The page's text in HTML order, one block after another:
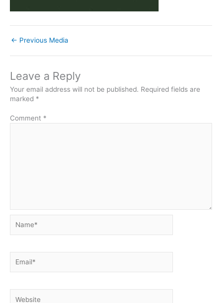
← Previous Media
Leave a Reply
Your email address will not be published. Required fields are
marked *
Comment *